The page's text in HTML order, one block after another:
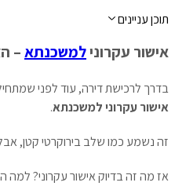
תוכן עניינים
אישור עקרונילמשכנתא–
בדרך לרכישת דירה, עוד לפני
אישור עקרוני למשכנתא.
זה נשמע כמו שלב בירוקרטי קטן,
אז מה זה בדיוק אישור עקרוני?